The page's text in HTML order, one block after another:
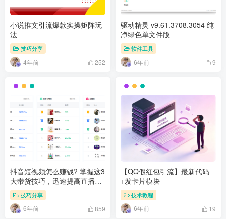
小说推文引流爆款实操矩阵玩
法
技巧分享
4年前 252
驱动精灵 v9.61.3708.3054 纯
净绿色单文件版
软件工具
6年前 9
抖音短视频怎么赚钱? 掌握这3
大带货技巧，迅速提高直播间
人气流量！
技巧分享
6年前 859
【QQ假红包引流】最新代码
+发卡片模块
技术教程
6年前 19